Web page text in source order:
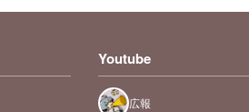
Youtube
広報